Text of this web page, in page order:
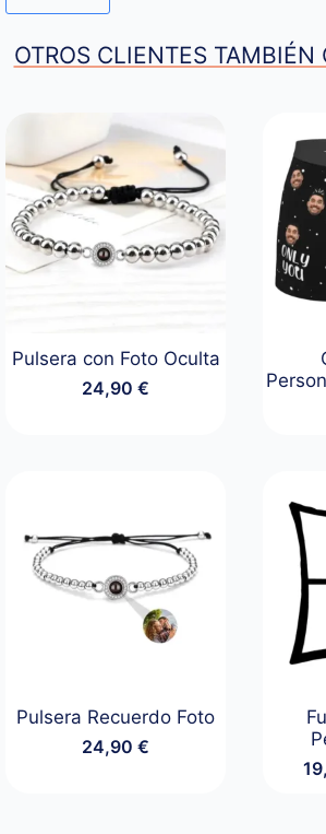
OTROS CLIENTES TAMBIÉN
Pulsera con Foto Oculta
24,90€
Pulsera Recuerdo Foto
24,90€